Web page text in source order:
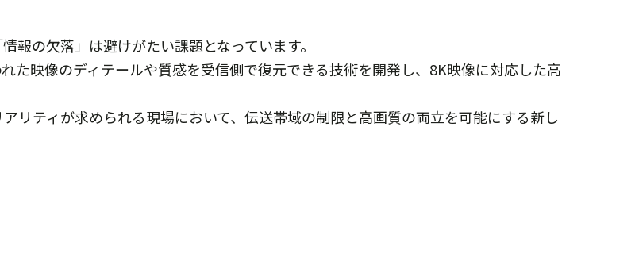
報の欠落」は避けがたい課題となっています。
た映像のディテールや質感を受信側で復元できる技術を開発し、8K映像に対応した高
リティが求められる現場において、伝送帯域の制限と高画質の両立を可能にする新し